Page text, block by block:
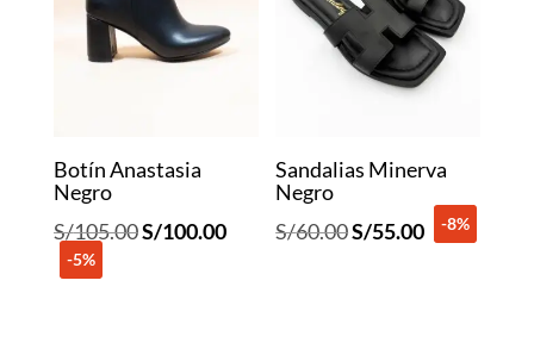
Botín Anastasia
Negro
S/105.00El
S/100.00El
-5%
Sandalias Minerva
Negro
S/60.00El
S/55.00El-8%